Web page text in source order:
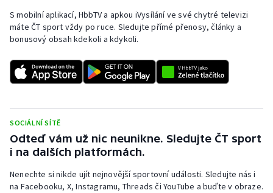
Short track
Stolní tenis
Triatlon
Veslování
S mobilní aplikací, HbbTV a apkou iVysílání ve své chytré televizi
máte ČT sport vždy po ruce. Sledujte přímé přenosy, články a
bonusový obsah kdekoli a kdykoli.
SOCIÁLNÍ SÍTĚ
Odteď vám už nic neunikne. Sledujte ČT sport
i na dalších platformách.
Nenechte si nikde ujít nejnovější sportovní události. Sledujte nás i
na Facebooku, X, Instagramu, Threads či YouTube a buďte v obraze.